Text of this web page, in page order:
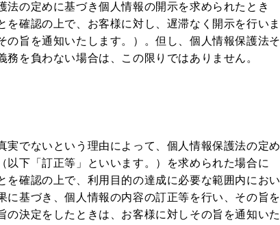
法の定めに基づき個人情報の開示を求められたとき
確認の上で、お客様に対し、遅滞なく開示を行いま
の旨を通知いたします。）。但し、個人情報保護法そ
を負わない場合は、この限りではありません。
実でないという理由によって、個人情報保護法の定め
以下「訂正等」といいます。）を求められた場合に
を確認の上で、利用目的の達成に必要な範囲内におい
に基づき、個人情報の内容の訂正等を行い、その旨を
の決定をしたときは、お客様に対しその旨を通知いた